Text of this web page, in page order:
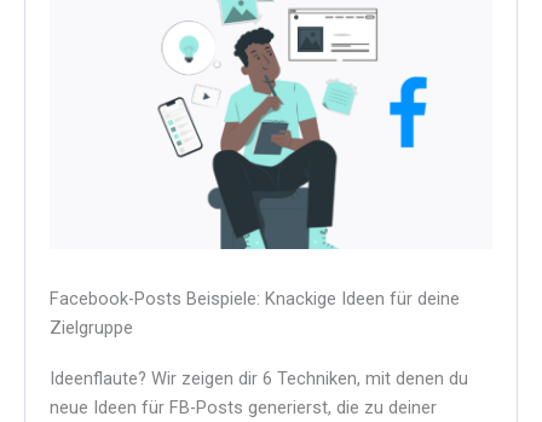
Facebook-Posts Beispiele: Knackige Ideen für deine
Zielgruppe
Ideenflaute? Wir zeigen dir 6 Techniken, mit denen du
neue Ideen für FB-Posts generierst, die zu deiner